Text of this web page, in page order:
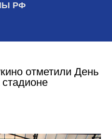
РФ
отметили День